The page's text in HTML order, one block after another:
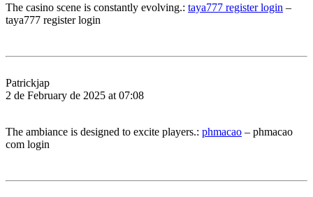
The casino scene is constantly evolving.: taya777 register login –
taya777 register login
Patrickjap
2 de February de 2025 at 07:08
The ambiance is designed to excite players.: phmacao – phmacao
com login